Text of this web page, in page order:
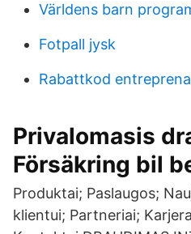
Världens barn
Fotpall jysk
Rabattkod
Privalomasis
Försäkring bil
Produktai; Paslaugos;
klientui; Partneriai;